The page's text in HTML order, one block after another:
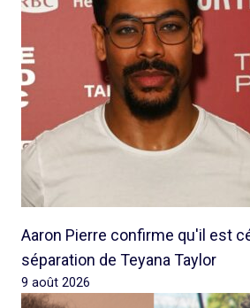
Aaron Pierre confirme qu'il est
séparation de Teyana Taylor
9 août 2026